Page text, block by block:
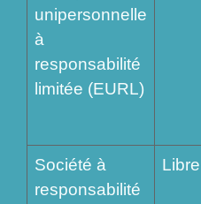
unipersonnelle
à
responsabilité
limitée (EURL)
Société à
responsabilité
Libre